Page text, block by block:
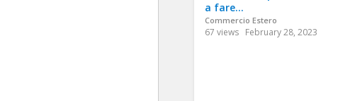
a fare...
Commercio Estero
67 views February 28, 2023